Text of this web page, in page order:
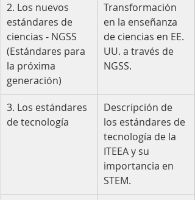
2. Los nuevos
estándares de
ciencias - NGSS
(Estándares para
la próxima
generación)
Transformación
en la enseñanza
de ciencias en EE.
UU. a través de
NGSS.
3. Los estándares
de tecnología
Descripción de
los estándares de
tecnología de la
ITEEA y su
importancia en
STEM.